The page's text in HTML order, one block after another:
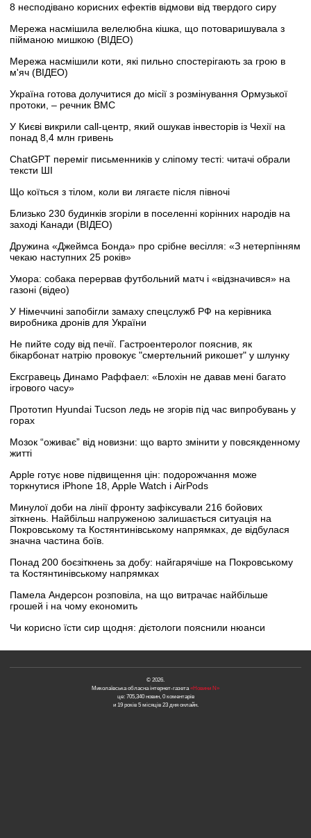
8 несподівано корисних ефектів відмови від твердого сиру
Мережа насмішила велелюбна кішка, що потоваришувала з
пійманою мишкою (ВІДЕО)
Мережа насмішили коти, які пильно спостерігають за грою в
м'яч (ВІДЕО)
Україна готова долучитися до місії з розмінування Ормузької
протоки, – речник ВМС
У Києві викрили call-центр, який ошукав інвесторів із Чехії на
понад 8,4 млн гривень
ChatGPT переміг письменників у сліпому тесті: читачі обрали
тексти ШІ
Що коїться з тілом, коли ви лягаєте після півночі
Близько 230 будинків згоріли в поселенні корінних народів на
заході Канади (ВІДЕО)
Дружина «Джеймса Бонда» про срібне весілля: «З нетерпінням
чекаю наступних 25 років»
Умора: собака перервав футбольний матч і «відзначився» на
газоні (відео)
У Німеччині запобігли замаху спецслужб РФ на керівника
виробника дронів для України
Не пийте соду від печії. Гастроентеролог пояснив, як
бікарбонат натрію провокує "смертельний рикошет" у шлунку
Ексгравець Динамо Раффаел: «Блохін не давав мені багато
ігрового часу»
Прототип Hyundai Tucson ледь не згорів під час випробувань у
горах
Мозок “оживає” від новизни: що варто змінити у повсякденному
житті
Apple готує нове підвищення цін: подорожчання може
торкнутися iPhone 18, Apple Watch і AirPods
Минулої доби на лінії фронту зафіксували 216 бойових
зіткнень. Найбільш напруженою залишається ситуація на
Покровському та Костянтинівському напрямках, де відбулася
значна частина боїв.
Понад 200 боєзіткнень за добу: найгарячіше на Покровському
та Костянтинівському напрямках
Памела Андерсон розповіла, на що витрачає найбільше
грошей і на чому економить
Чи корисно їсти сир щодня: дієтологи пояснили нюанси
© 2026.
Миколаївська обласна інтернет-газета «Новини N»
це: 705,340 новин, 0 коментарів
и 19 років 5 місяців 23 дня онлайн.